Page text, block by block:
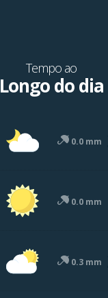
Tempo ao
Longo do dia
0.0 mm
0.0 mm
0.3 mm